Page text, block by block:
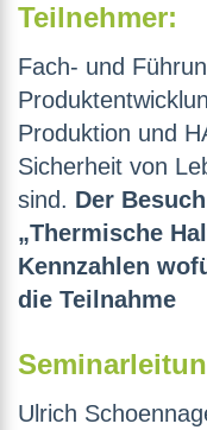
Teilnehmer:
Fach- und
Produktion und
Sicherheit von
sind. Der
„Thermische
Kennzahlen
die Teilnahme
Ulrich